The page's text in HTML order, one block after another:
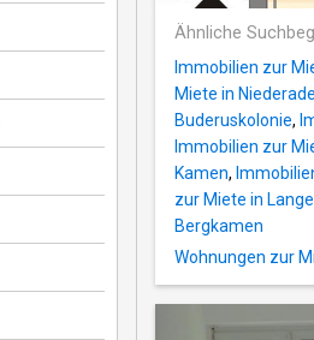
Ähnliche
Immobilien zur
Miete in
Buderuskolonie,
Immobilien zur
Kamen,
zur Miete in
Bergkamen
Wohnungen zur